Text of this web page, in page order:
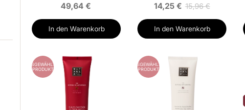
49,64 €
In den Warenkorb
14,25 € 15,96 €
In den Warenkorb
AUSGEWÄHLTES
PRODUKT
AUSGEWÄHLTES
PRODUKT